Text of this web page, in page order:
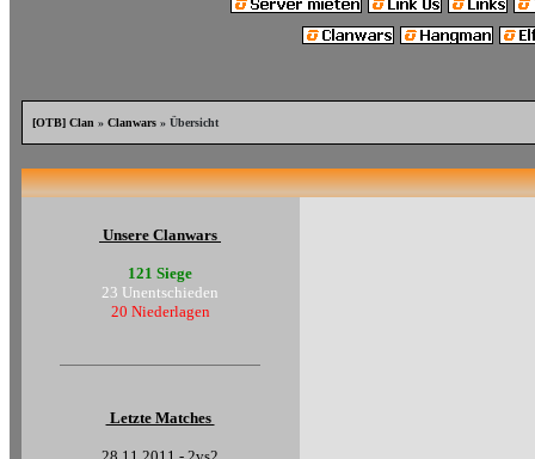
[OTB] Clan » Clanwars» Übersicht
Unsere Clanwars
121 Siege
23 Unentschieden
20 Niederlagen
Letzte Matches